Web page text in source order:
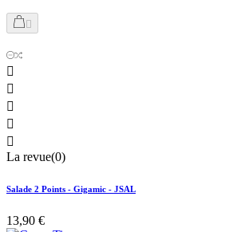






La revue(0)
Salade 2 Points - Gigamic - JSAL
13,90 €